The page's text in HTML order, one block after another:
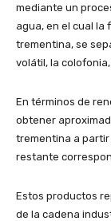
mediante un
agua, en el cual la
trementina, se
volátil, la
En términos de
obtener
trementina a partir
restante
Estos productos
de la cadena